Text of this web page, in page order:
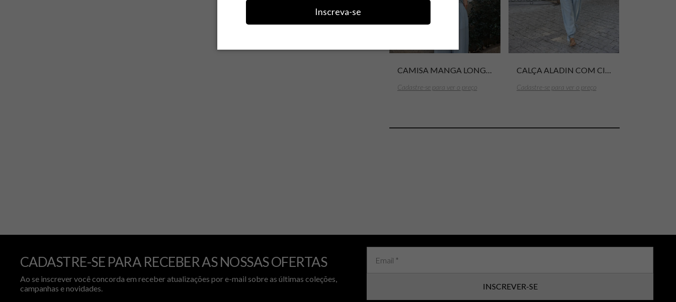
Inscreva-se
Cadastre-se para ver o preço Cadastre-se para ver o preço
CADASTRE-SE PARA RECEBER AS NOSSAS OFERTAS
Ao se inscrever você concorda em receber atualizações por e-mail sobre as últimas coleções,
campanhas e novidades.
INSCREVER-SE